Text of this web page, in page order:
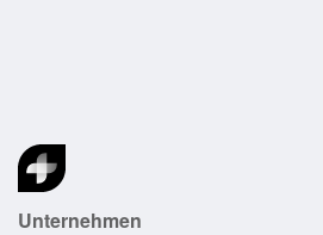
Unternehmen